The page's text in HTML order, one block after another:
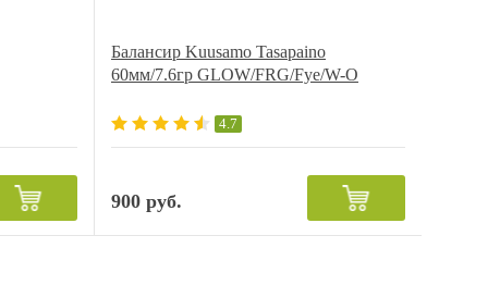
Балансир Kuusamo Tasapaino
60мм/7.6гр GLOW/FRG/Fye/W-O
4.7
900 руб.